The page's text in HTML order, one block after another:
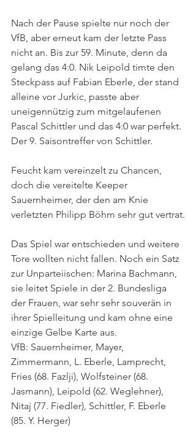
Nach der Pause spielte nur noch der
VfB, aber erneut kam der letzte Pass
nicht an. Bis zur 59. Minute, denn da
gelang das 4:0. Nik Leipold timte den
Steckpass auf Fabian Eberle, der stand
alleine vor Jurkic, passte aber
uneigennützig zum mitgelaufenen
Pascal Schittler und das 4:0 war perfekt.
Der 9. Saisontreffer von Schittler.
Feucht kam vereinzelt zu Chancen,
doch die vereitelte Keeper
Sauernheimer, der den am Knie
verletzten Philipp Böhm sehr gut vertrat.
Das Spiel war entschieden und weitere
Tore wollten nicht fallen. Noch ein Satz
zur Unparteiischen: Marina Bachmann,
sie leitet Spiele in der 2. Bundesliga
der Frauen, war sehr sehr souverän in
ihrer Spielleitung und kam ohne eine
einzige Gelbe Karte aus.
VfB: Sauernheimer, Mayer,
Zimmermann, L. Eberle, Lamprecht,
Fries (68. Fazlji), Wolfsteiner (68.
Jasmann), Leipold (62. Weglehner),
Nitaj (77. Fiedler), Schittler, F. Eberle
(85. Y. Herger)